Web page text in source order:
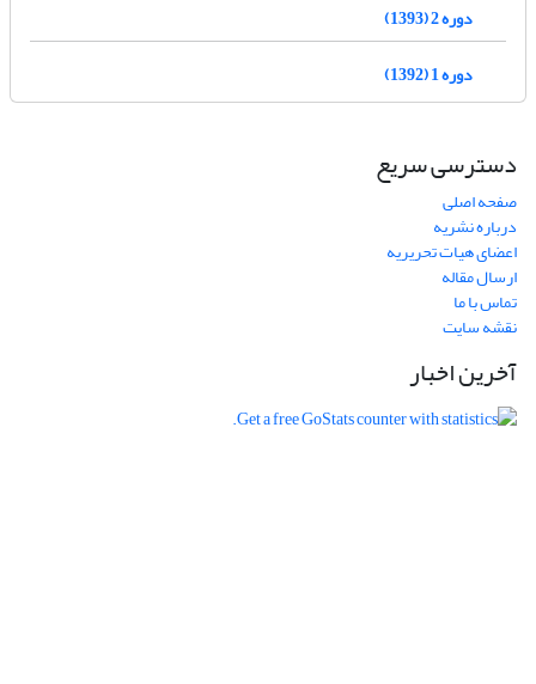
دوره 2 (1393)
دوره 1 (1392)
دسترسی سریع
صفحه اصلی
درباره نشریه
اعضای هیات تحریریه
ارسال مقاله
تماس با ما
نقشه سایت
آخرین اخبار